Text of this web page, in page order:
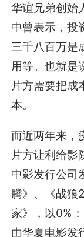
华谊兄弟创始
中曾表示，投
三千八百万是
用等。也就是
片方需要把成
本。
而近两年来，
片方让利给影
中影发行公司
腾》、《战狼
家》，以0%
由华夏电影发